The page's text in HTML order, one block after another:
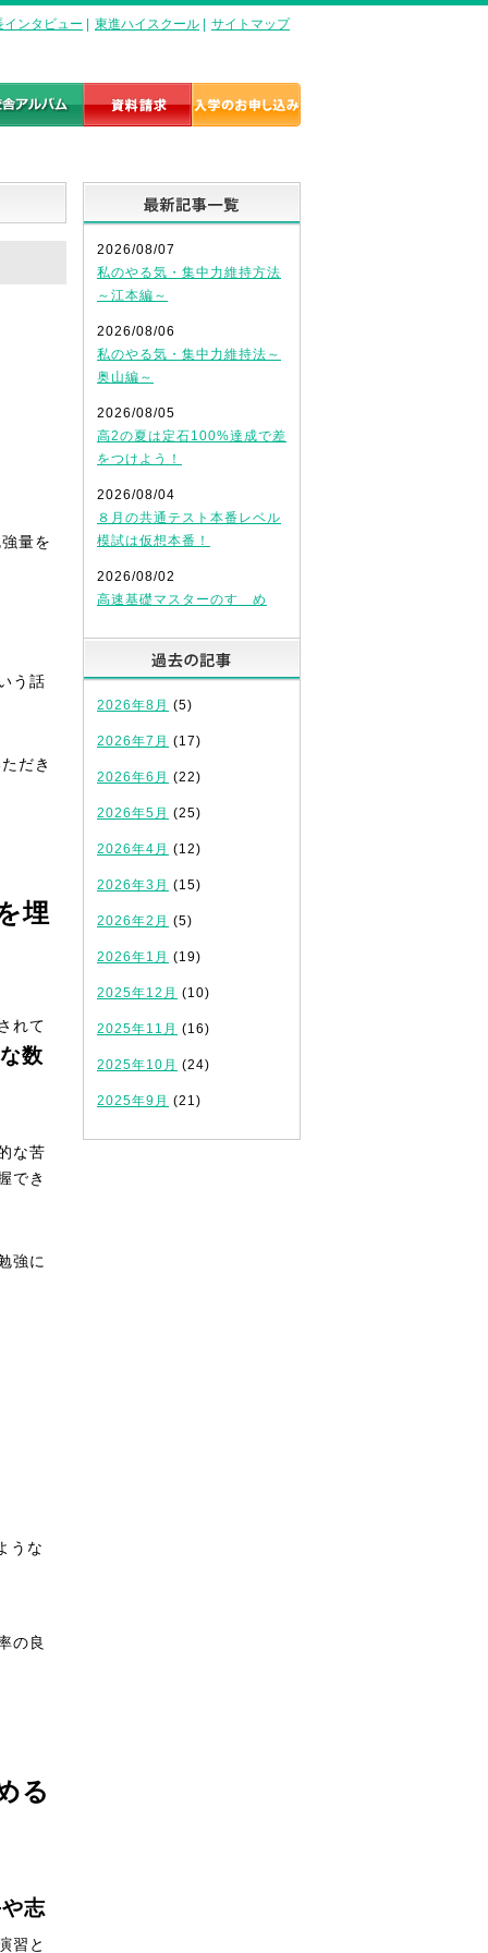
インタビュー 東進ハイスクール サイトマップ
量を
う話
だき
埋
れて
数
な苦
でき
強に
うな
の良
る
志
習と
2026/08/07
私のやる気・集中力維持方法
～江本編～
2026/08/06
私のやる気・集中力維持法～
奥山編～
2026/08/05
高2の夏は定石100%達成で差
をつけよう！
2026/08/04
８月の共通テスト本番レベル
模試は仮想本番！
2026/08/02
高速基礎マスターのすゝめ
2026年8月 (5)
2026年7月 (17)
2026年6月 (22)
2026年5月 (25)
2026年4月 (12)
2026年3月 (15)
2026年2月 (5)
2026年1月 (19)
2025年12月 (10)
2025年11月 (16)
2025年10月 (24)
2025年9月 (21)